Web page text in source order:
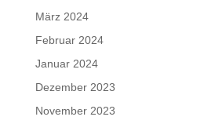
März 2024
Februar 2024
Januar 2024
Dezember 2023
November 2023